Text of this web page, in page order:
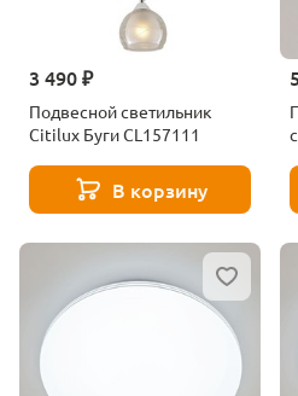
3 490 ₽
Подвесной светильник
Citilux Буги CL157111
В корзину